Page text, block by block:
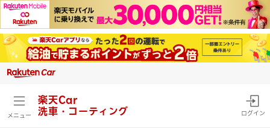
メニュー
楽天Car
洗車・コーティング
ログイン